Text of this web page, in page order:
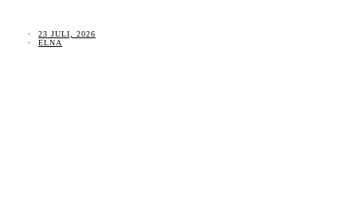
23 JULI, 2026
ELNA